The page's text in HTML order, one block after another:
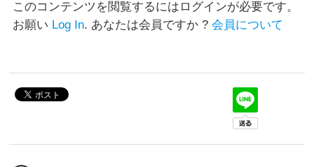
このコンテンツを閲覧するにはログインが必要です。
お願い Log In. あなたは会員ですか ?会員について